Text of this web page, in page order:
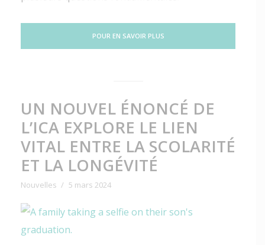
POUR EN SAVOIR PLUS
UN NOUVEL ÉNONCÉ DE
L’ICA EXPLORE LE LIEN
VITAL ENTRE LA SCOLARITÉ
ET LA LONGÉVITÉ
Nouvelles 5 mars 2024